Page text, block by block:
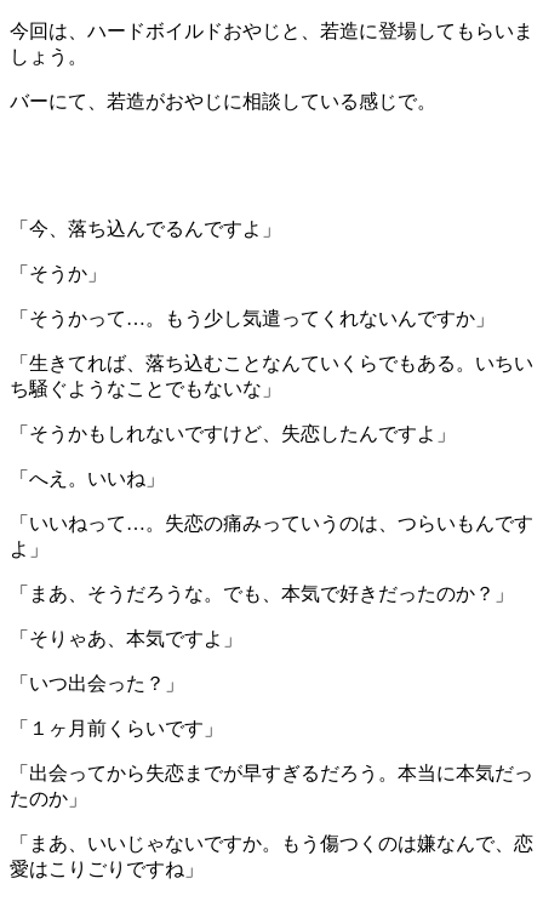
今回は、ハードボイルドおやじと、若造に登場してもらいま
しょう。
バーにて、若造がおやじに相談している感じで。
「今、落ち込んでるんですよ」
「そうか」
「そうかって…。もう少し気遣ってくれないんですか」
「生きてれば、落ち込むことなんていくらでもある。いちい
ち騒ぐようなことでもないな」
「そうかもしれないですけど、失恋したんですよ」
「へえ。いいね」
「いいねって…。失恋の痛みっていうのは、つらいもんです
よ」
「まあ、そうだろうな。でも、本気で好きだったのか？」
「そりゃあ、本気ですよ」
「いつ出会った？」
「１ヶ月前くらいです」
「出会ってから失恋までが早すぎるだろう。本当に本気だっ
たのか」
「まあ、いいじゃないですか。もう傷つくのは嫌なんで、恋
愛はこりごりですね」